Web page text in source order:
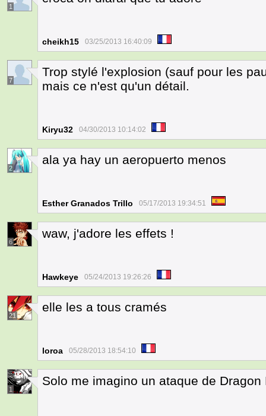
1
cheikh15 03/25/2013 16:40:09
7
Trop stylé l'explosion (sauf pour les
mais ce n'est qu'un détail.
Kiryu32 04/30/2013 10:14:02
2
ala ya hay un aeropuerto menos
Esther Granados Trillo 05/17/2013 19:34:51
6
waw, j'adore les effets !
Hawkeye 05/24/2013 19:26:26
21
elle les a tous cramés
loroa 05/28/2013 18:54:10
1
Solo me imagino un ataque de